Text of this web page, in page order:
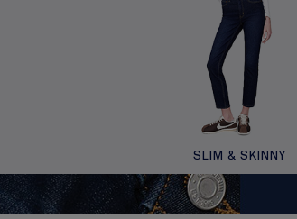
SLIM & SKINNY